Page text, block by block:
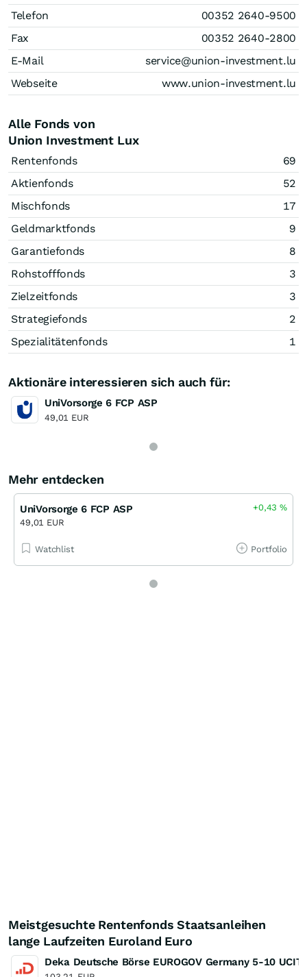
Telefon
00352 2640-9500
Fax
00352 2640-2800
E-Mail
service@union-investment.lu
Webseite
www.union-investment.lu
Alle Fonds von
Union Investment Lux
Rentenfonds
69
Aktienfonds
52
Mischfonds
17
Geldmarktfonds
9
Garantiefonds
8
Rohstofffonds
3
Zielzeitfonds
3
Strategiefonds
2
Spezialitätenfonds
1
Aktionäre interessieren sich auch für:
UniVorsorge 6 FCP ASP
49,01 EUR
Mehr entdecken
UniVorsorge 6 FCP ASP
49,01 EUR
+0,43%
Watchlist Portfolio
Meistgesuchte Rentenfonds Staatsanleihen
lange Laufzeiten Euroland Euro
Deka Deutsche Börse EUROGOV Germany 5-10